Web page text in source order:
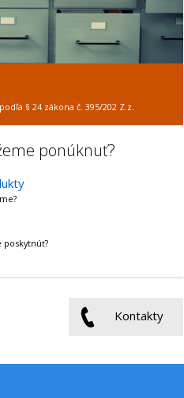
ponúknuť?
poskytnúť?
Kontakty